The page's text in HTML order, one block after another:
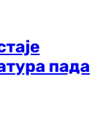
пада